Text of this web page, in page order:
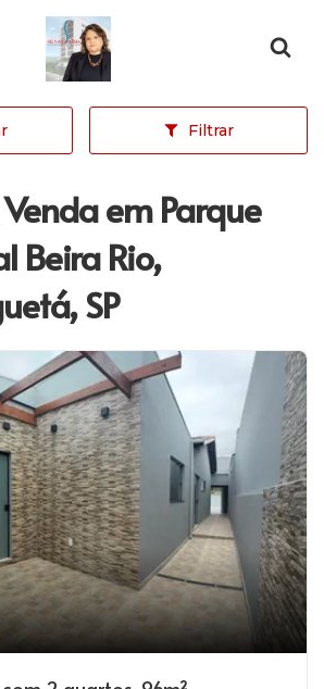
Página inicial
Filtrar
em Parque
Beira Rio,
SP